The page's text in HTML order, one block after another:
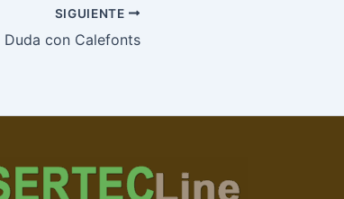
SIGUIENTE
Duda con Calefonts